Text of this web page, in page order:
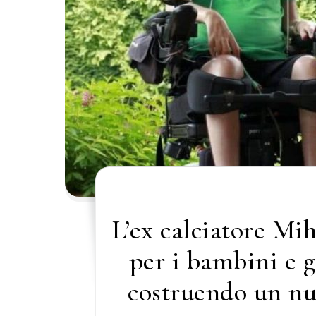
L’ex calciatore
per i bambini e
costruendo un